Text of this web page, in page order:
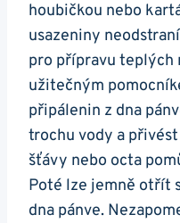
⁢houbičkou nebo
usazeniny
pro přípravu teplých
užitečným
připálenin‍ z dna‌
trochu vody a
šťávy ‍nebo octa
Poté ​lze jemně otřít
dna⁣ pánve.